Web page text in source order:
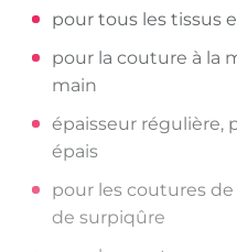
pour tous les tissus
pour la couture à la
main
épaisseur régulière,
épais
pour les coutures
de surpiqûre